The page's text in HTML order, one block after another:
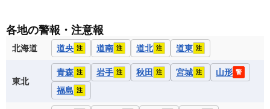
各地の警報・注意報
北海道 道央 注 道南 注 道北 注 道東 注
東北
青森 注 岩手 注 秋田 注 宮城 注 山形 警
福島 注